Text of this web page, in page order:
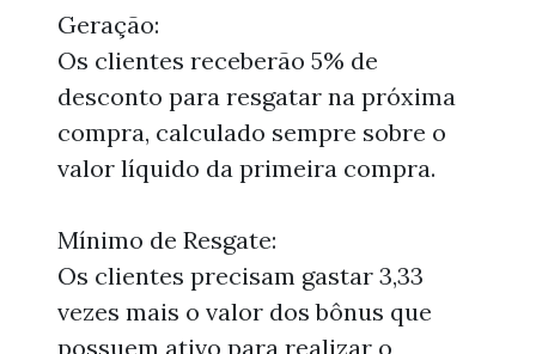
Geração:
Os clientes receberão 5% de
desconto para resgatar na próxima
compra, calculado sempre sobre o
valor líquido da primeira compra.
Mínimo de Resgate:
Os clientes precisam gastar 3,33
vezes mais o valor dos bônus que
possuem ativo para realizar o